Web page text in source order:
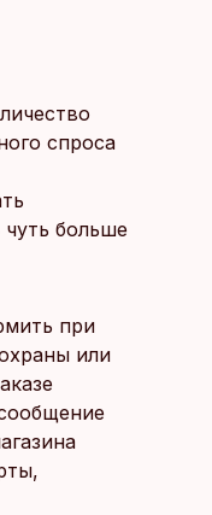
спроса
больше
при
или